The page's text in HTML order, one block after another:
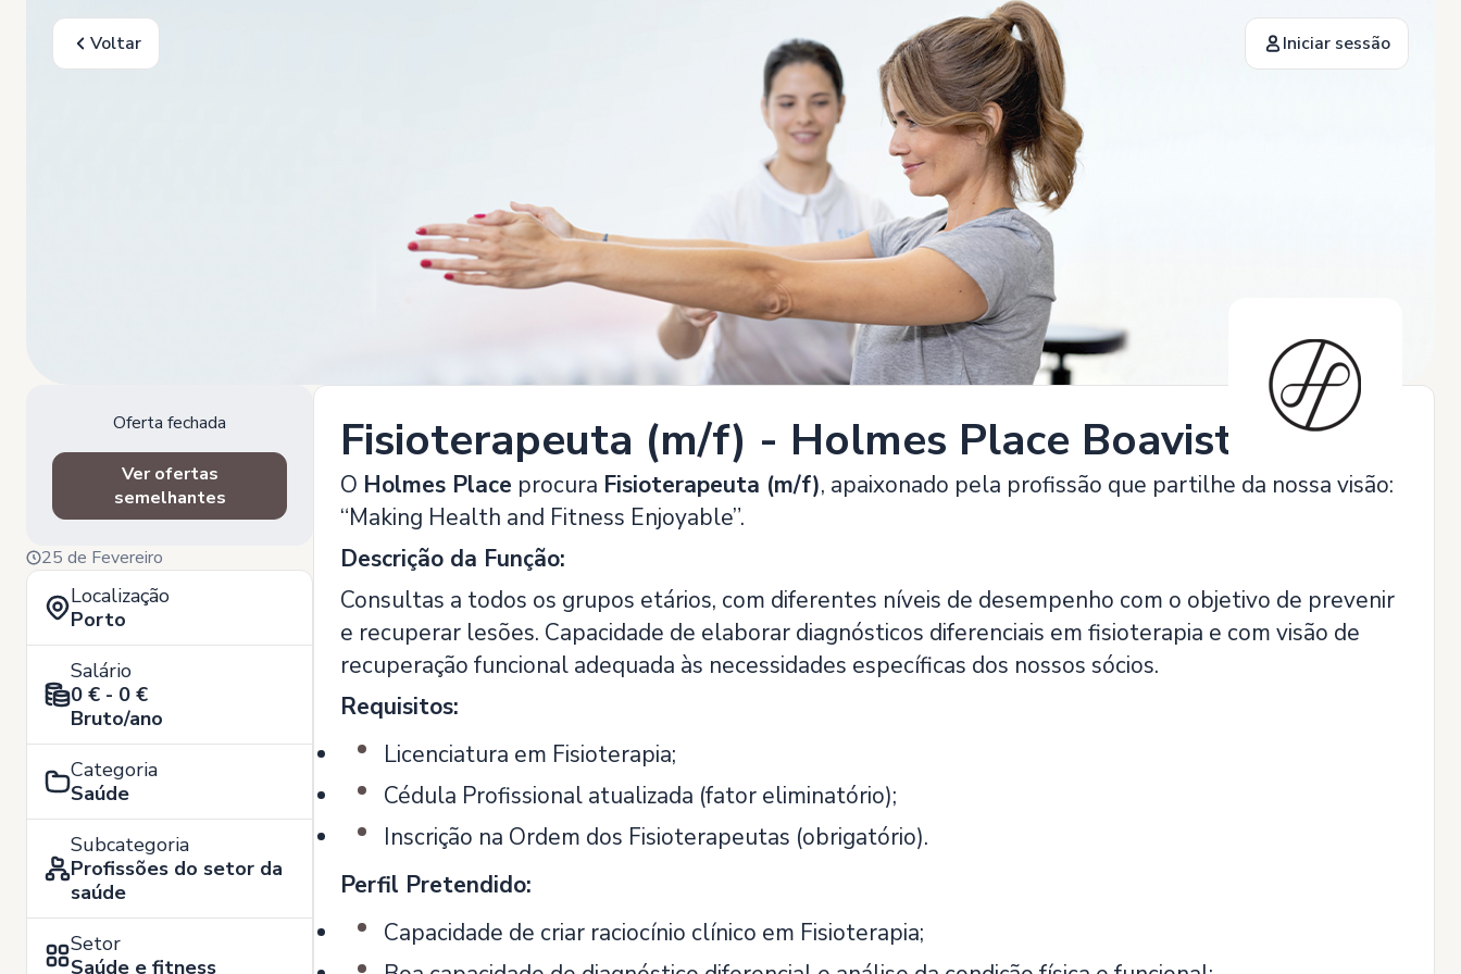
Voltar Iniciar sessão
Oferta fechada
Ver ofertas
semelhantes
25 de Fevereiro
Localização
Porto
Salário
0 € - 0 €
Bruto/ano
Categoria
Saúde
Subcategoria
Profissões do setor da
saúde
Setor
Saúde e fitness
Fisioterapeuta (m/f) - Holmes Place Boavista
O Holmes Place procura Fisioterapeuta (m/f), apaixonado pela profissão que partilhe da nossa visão:
“Making Health and Fitness Enjoyable”.
Descrição da Função:
Consultas a todos os grupos etários, com diferentes níveis de desempenho com o objetivo de prevenir
e recuperar lesões. Capacidade de elaborar diagnósticos diferenciais em fisioterapia e com visão de
recuperação funcional adequada às necessidades específicas dos nossos sócios.
Requisitos:
Licenciatura em Fisioterapia;
Cédula Profissional atualizada (fator eliminatório);
Inscrição na Ordem dos Fisioterapeutas (obrigatório).
Perfil Pretendido:
Capacidade de criar raciocínio clínico em Fisioterapia;